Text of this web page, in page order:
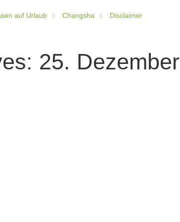
auf Urlaub Changsha Disclaimer
25.